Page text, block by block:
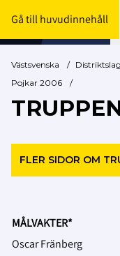
Gå till huvudinnehåll
Västsvenska / Distriktslag
Pojkar 2006
/
FLER SIDOR OM
MÅLVAKTER*
Oscar Fränberg